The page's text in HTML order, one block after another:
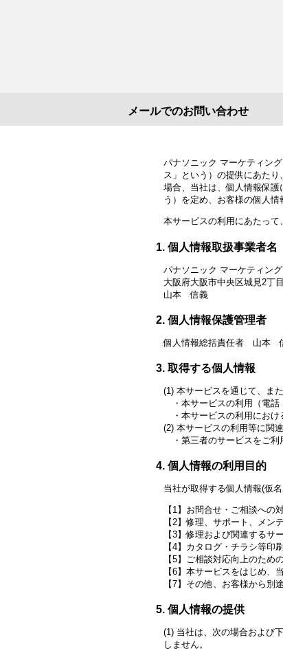
メールでのお問い合わせ
パナソニック マーケティン
ス」という）の提供にあた
場合、当社は、個人情報保
う）を定め、お客様の個人情
本サービスの利用にあたって
個人情報取扱事業者名
パナソニック マーケティン
大阪府大阪市中央区城見2丁
山本 信義
個人情報保護管理者
個人情報総括責任者 山本
取得する個人情報
本サービスを通じて、ま
本サービスの利用（電
本サービスの利用にお
本サービスの利用等に関
第三者のサービスをご利
個人情報の利用目的
当社が取得する個人情報(仮
お問合せ・ご相談への
修理、サポート、メン
修理および関連するサ
カタログ・チラシ等印
ご相談対応向上のため
本サービスをはじめ、
その他、お客様から別
個人情報の提供
当社は、次の場合および
しません。